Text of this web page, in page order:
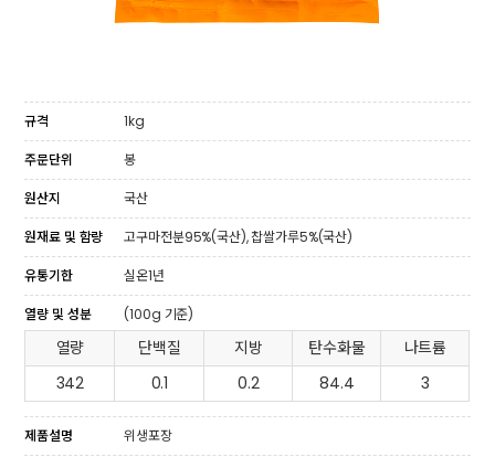
규격 1kg
주문단위 봉
원산지 국산
원재료 및 함량 고구마전분95%(국산), 찹쌀가루5%(국산)
유통기한 실온1년
열량 및 성분 (100g 기준)
열량 단백질 지방 탄수화물
나트륨
342
0.1 0.2 84.4 3
제품설명 위생포장